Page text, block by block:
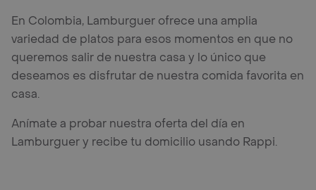
En Colombia, Lamburguer ofrece una amplia
variedad de platos para esos momentos en que no
queremos salir de nuestra casa y lo único que
deseamos es disfrutar de nuestra comida favorita en
casa.
Anímate a probar nuestra oferta del día en
Lamburguer y recibe tu domicilio usando Rappi.